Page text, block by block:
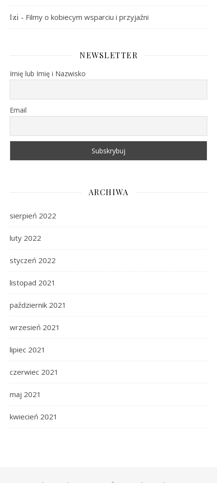
Izi - Filmy o kobiecym wsparciu i przyjaźni
NEWSLETTER
Imię lub Imię i Nazwisko
Email
ARCHIWA
sierpień 2022
luty 2022
styczeń 2022
listopad 2021
październik 2021
wrzesień 2021
lipiec 2021
czerwiec 2021
maj 2021
kwiecień 2021